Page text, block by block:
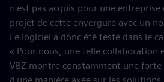
n'est pas acquis pour une
projet de cette envergure avec un
Le logiciel a donc été testé dans le
« Pour nous, une telle collaboration
VBZ montre constamment une